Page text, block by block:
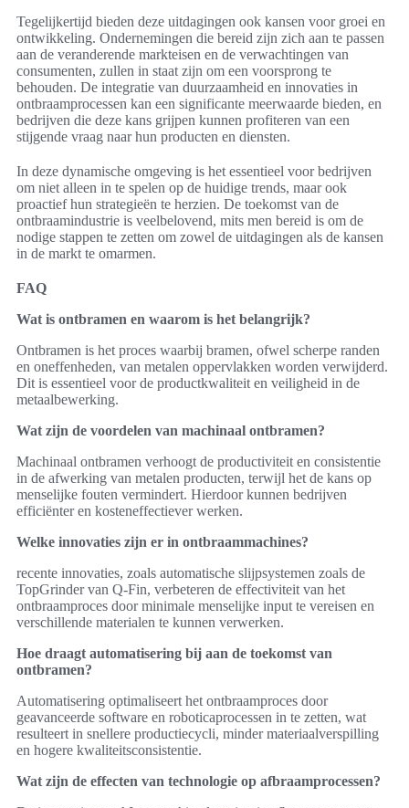
Tegelijkertijd bieden deze uitdagingen ook kansen voor groei en
ontwikkeling. Ondernemingen die bereid zijn zich aan te passen
aan de veranderende markteisen en de verwachtingen van
consumenten, zullen in staat zijn om een voorsprong te
behouden. De integratie van duurzaamheid en innovaties in
ontbraamprocessen kan een significante meerwaarde bieden, en
bedrijven die deze kans grijpen kunnen profiteren van een
stijgende vraag naar hun producten en diensten.
In deze dynamische omgeving is het essentieel voor bedrijven
om niet alleen in te spelen op de huidige trends, maar ook
proactief hun strategieën te herzien. De toekomst van de
ontbraamindustrie is veelbelovend, mits men bereid is om de
nodige stappen te zetten om zowel de uitdagingen als de kansen
in de markt te omarmen.
FAQ
Wat is ontbramen en waarom is het belangrijk?
Ontbramen is het proces waarbij bramen, ofwel scherpe randen
en oneffenheden, van metalen oppervlakken worden verwijderd.
Dit is essentieel voor de productkwaliteit en veiligheid in de
metaalbewerking.
Wat zijn de voordelen van machinaal ontbramen?
Machinaal ontbramen verhoogt de productiviteit en consistentie
in de afwerking van metalen producten, terwijl het de kans op
menselijke fouten vermindert. Hierdoor kunnen bedrijven
efficiënter en kosteneffectiever werken.
Welke innovaties zijn er in ontbraammachines?
recente innovaties, zoals automatische slijpsystemen zoals de
TopGrinder van Q-Fin, verbeteren de effectiviteit van het
ontbraamproces door minimale menselijke input te vereisen en
verschillende materialen te kunnen verwerken.
Hoe draagt automatisering bij aan de toekomst van
ontbramen?
Automatisering optimaliseert het ontbraamproces door
geavanceerde software en roboticaprocessen in te zetten, wat
resulteert in snellere productiecycli, minder materiaalverspilling
en hogere kwaliteitsconsistentie.
Wat zijn de effecten van technologie op afbraamprocessen?